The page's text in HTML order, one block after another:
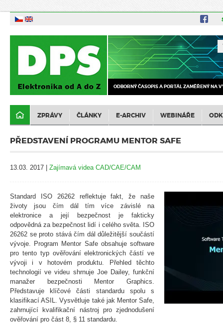
ODBORNÝ ČASOPIS A PORTÁL ZAMĚŘENÝ NA
ZPRÁVY ČLÁNKY E-ARCHIV WEBINÁŘE
PŘEDSTAVENÍ PROGRAMU MENTOR SAFE
13.03. 2017 | Zajímavá videa CAD/CAE/CAM
Standard ISO 26262 reflektuje fakt, že naše
životy jsou čím dál tím více závislé na
elektronice a její bezpečnost je fakticky
odpovědná za bezpečnost lidí i celého světa. ISO
26262 se proto stává čím dál důležitější součástí
vývoje. Program Mentor Safe obsahuje software
pro tento typ ověřování elektronických částí ve
vývoji i v hotovém produktu. Přehled těchto
technologií ve videu shrnuje Joe Dailey, funkční
manažer bezpečnosti Mentor Graphics.
Představuje klíčové části standardu spolu s
klasifikací ASIL. Vysvětluje také jak Mentor Safe,
zahrnující kvalifikační nástroj pro zjednodušení
ověřování pro část 8, § 11 standardu.